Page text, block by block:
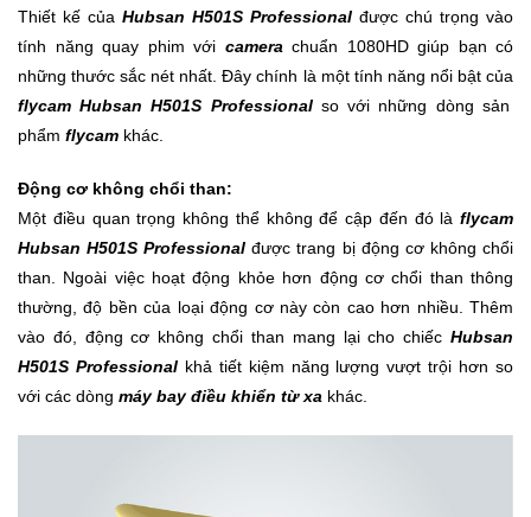
Y
Tế
Dụng
Cụ
Massage
Thể
Thao
Dã
Ngoại
Ô
Tô
Thiết kế của Hubsan H501S Professional được chú trọng vào
tính năng quay phim với camera chuẩn 1080HD giúp bạn có
những thước sắc nét nhất. Đây chính là một tính năng nổi bật của
flycam Hubsan H501S Professionalso với những dòng sản
phẩm flycam khác.
Động cơ không chổi than:
Một điều quan trọng không thể không để cập đến đó là flycam
Hubsan H501S Professional được trang bị động cơ không chổi
than. Ngoài việc hoạt động khỏe hơn động cơ chổi than thông
thường, độ bền của loại động cơ này còn cao hơn nhiều. Thêm
vào đó, động cơ không chổi than mang lại cho chiếc Hubsan
H501S Professional khả tiết kiệm năng lượng vượt trội hơn so
với các dòng máy bay điều khiển từ xa khác.